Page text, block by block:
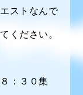
ストなんで
ください。
：３０集